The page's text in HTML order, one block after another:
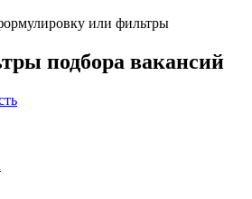
или фильтры
подбора вакансий